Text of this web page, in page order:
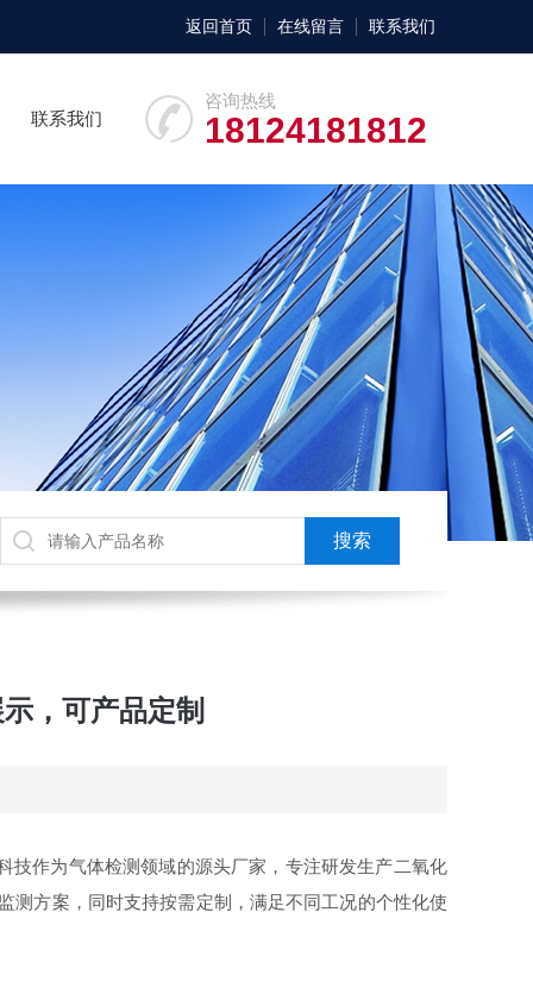
返回首页 在线留言 联系我们
咨询热线
18124181812
联系我们
，可产品定制
作为气体检测领域的源头厂家，专注研发生产二氧化
测方案，同时支持按需定制，满足不同工况的个性化使